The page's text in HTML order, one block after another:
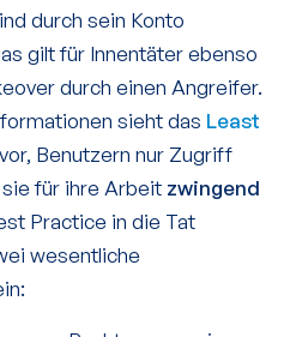
durch sein Konto
gilt für Innentäter ebenso
durch einen Angreifer.
sieht das Least
Benutzern nur Zugriff
für ihre Arbeit zwingend
Practice in die Tat
wesentliche